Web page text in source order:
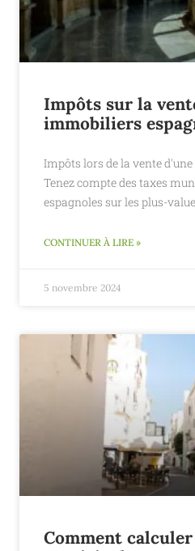
Impôts sur la
immobiliers
Impôts lors de la vente
Tenez compte des taxes
espagnoles sur les plus-
CONTINUER À LIRE »
5 novembre 2024
Comment